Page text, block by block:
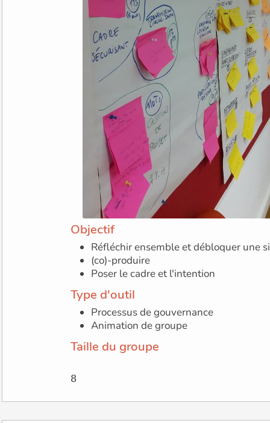
Objectif
Réfléchir ensemble et débloquer une
(co)-produire
Poser le cadre et l'intention
Type d'outil
Processus de gouvernance
Animation de groupe
Taille du groupe